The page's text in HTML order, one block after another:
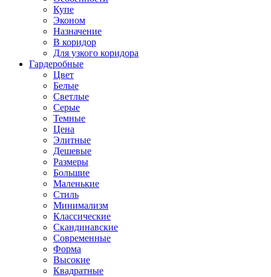
Купе
Эконом
Назначение
В коридор
Для узкого коридора
Гардеробные
Цвет
Белые
Светлые
Серые
Темные
Цена
Элитные
Дешевые
Размеры
Большие
Маленькие
Стиль
Минимализм
Классические
Скандинавские
Современные
Форма
Высокие
Квадратные